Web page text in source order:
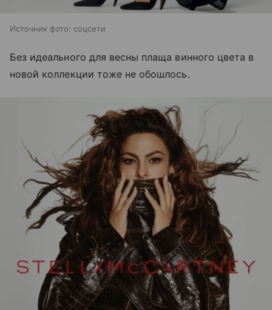
Источник фото: соцсети
Без идеального для весны плаща винного цвета в
новой коллекции тоже не обошлось.